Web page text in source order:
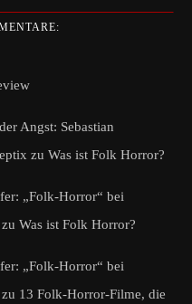
Angst: Sebastian
zu Was ist Folk Horror?
„Folk-Horror“ bei
zu Was ist Folk Horror?
„Folk-Horror“ bei
zu 13 Folk-Horror-Filme, die